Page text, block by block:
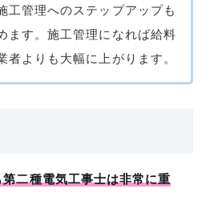
工管理へのステップアップも
ます。施工管理になれば給料
者よりも大幅に上がります。
二種電気工事士は非常に重